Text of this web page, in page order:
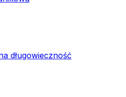
długowieczność